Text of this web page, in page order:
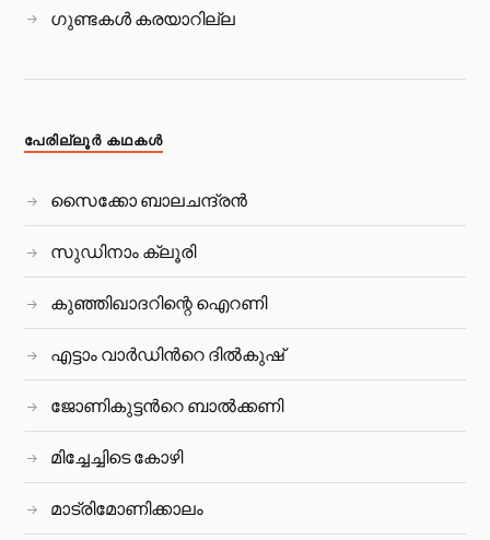
ഗുണ്ടകൾ കരയാറില്ല
പേരില്ലൂര്‍ കഥകള്‍
സൈക്കോ ബാലചന്ദ്രൻ
സുഡിനാം ക്ലൂരി
കുഞ്ഞിഖാദറിന്റെ ഐറണി
എട്ടാം വാർഡിന്‍റെ ദിൽകുഷ്
ജോണികുട്ടന്‍റെ ബാല്‍ക്കണി
മിച്ചേച്ചിടെ കോഴി
മാട്രിമോണിക്കാലം